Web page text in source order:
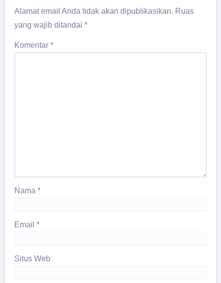
Alamat email Anda tidak akan dipublikasikan. Ruas
yang wajib ditandai*
Komentar*
Nama*
Email*
Situs Web